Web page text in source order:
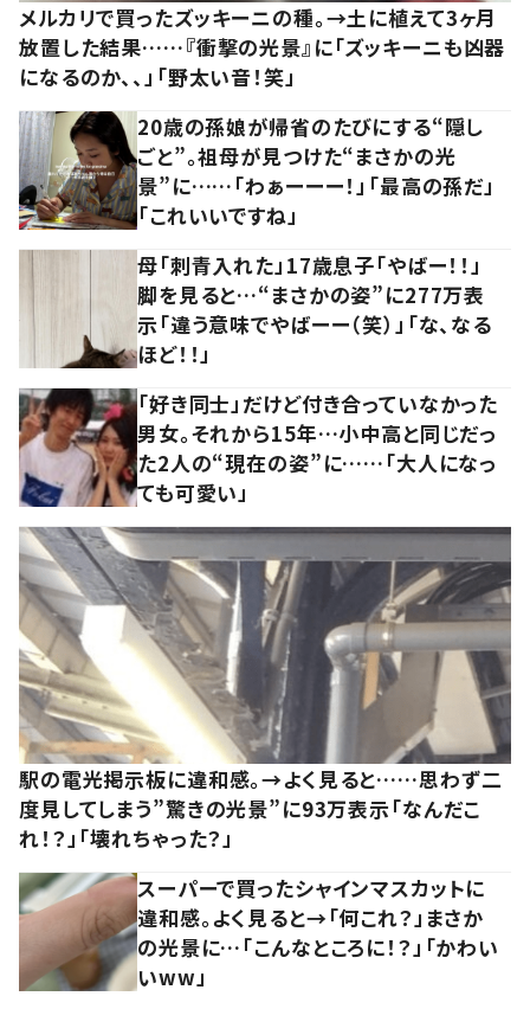
メルカリで買ったズッキーニの種。→土に植えて3ヶ月
放置した結果……『衝撃の光景』に「ズッキーニも凶器
になるのか、、」「野太い音！笑」
20歳の孫娘が帰省のたびにする“隠し
ごと”。祖母が見つけた“まさかの光
景”に……「わぁーーー！」「最高の孫だ」
「これいいですね」
母「刺青入れた」17歳息子「やばー！！」
脚を見ると…“まさかの姿”に277万表
示「違う意味でやばーー（笑）」「な、なる
ほど！！」
「好き同士」だけど付き合っていなかった
男女。それから15年…小中高と同じだっ
た2人の“現在の姿”に……「大人になっ
ても可愛い」
駅の電光掲示板に違和感。→よく見ると……思わず二
度見してしまう”驚きの光景”に93万表示「なんだこ
れ！？」「壊れちゃった？」
スーパーで買ったシャインマスカットに
違和感。よく見ると→「何これ？」まさか
の光景に…「こんなところに！？」「かわい
いww」